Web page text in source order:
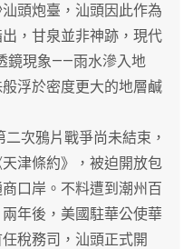
頭炮臺，汕頭因此作為
，甘泉並非神跡，現代
鏡現象——雨水滲入地
浮於密度更大的地層鹹
次鴉片戰爭尚未結束，
津條約》，被迫開放包
口岸。不料遭到潮州百
年後，美國駐華公使華
稅務司，汕頭正式開